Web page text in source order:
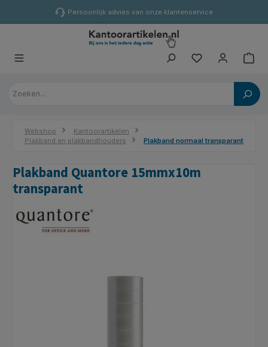
Persoonlijk advies van onze klantenservice
Webshop
Kantoorartikelen
Plakband en plakbandhouders
Plakband normaal transparant
Plakband Quantore 15mmx10m
transparant
Afbeeldingengalerij overslaan